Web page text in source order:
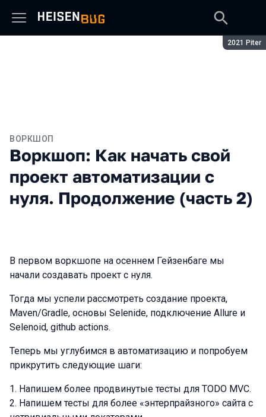
Сезон:
2021 Piter
ВОРКШОП
Воркшоп: Как начать свой
проект автоматизации с
нуля. Продолжение (часть 2)
В первом воркшопе на осеннем Гейзенбаге мы
начали создавать проект с нуля.
Тогда мы успели рассмотреть создание проекта,
Maven/Gradle, основы Selenide, подключение Allure и
Selenoid, github actions.
Теперь мы углубимся в автоматизацию и попробуем
прикрутить следующие шаги:
Напишем более продвинутые тесты для TODO MVC.
Напишем тесты для более «энтерпрайзного» сайта с